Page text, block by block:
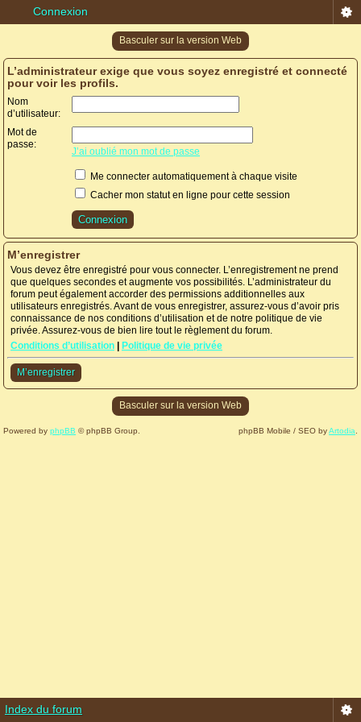
Connexion
Basculer sur la version Web
L’administrateur exige que vous soyez enregistré et connecté
pour voir les profils.
Nom
d’utilisateur:
Mot de
passe:
J’ai oublié mon mot de passe
Me connecter automatiquement à chaque visite
Cacher mon statut en ligne pour cette session
M’enregistrer
Vous devez être enregistré pour vous connecter. L’enregistrement ne prend
que quelques secondes et augmente vos possibilités. L’administrateur du
forum peut également accorder des permissions additionnelles aux
utilisateurs enregistrés. Avant de vous enregistrer, assurez-vous d’avoir pris
connaissance de nos conditions d’utilisation et de notre politique de vie
privée. Assurez-vous de bien lire tout le règlement du forum.
Conditions d’utilisation
Politique de vie privée
M’enregistrer
Basculer sur la version Web
Powered by phpBB © phpBB Group. phpBB Mobile / SEO byArtodia
Index du forum